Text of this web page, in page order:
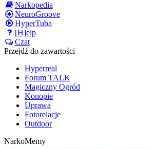
Narkopedia
NeuroGroove
HyperTuba
[H]elp
Czat
Przejdź do zawartości
Hyperreal
Forum TALK
Magiczny Ogród
Konopie
Uprawa
Fotorelacje
Outdoor
NarkoMemy